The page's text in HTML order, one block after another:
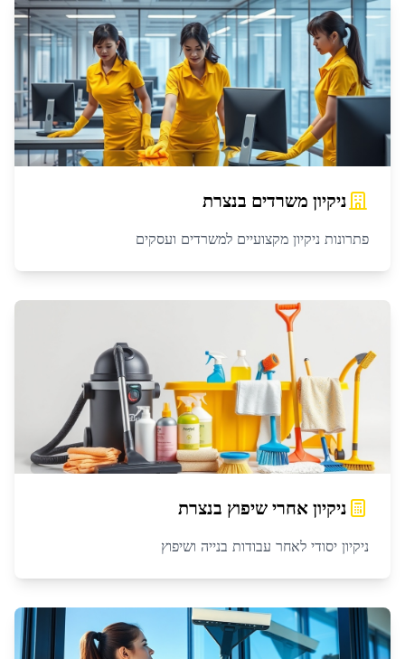
ניקיון משרדים בנצרת
פתרונות ניקיון מקצועיים למשרדים ועסקים
ניקיון אחרי שיפוץ בנצרת
ניקיון יסודי לאחר עבודות בנייה ושיפוץ